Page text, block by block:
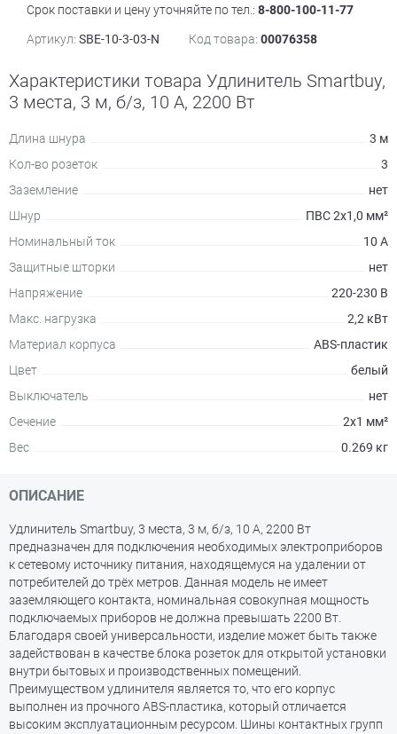
Срок поставки и цену уточняйте по тел.: 8-800-100-11-77
Артикул: SBE-10-3-03-N Код товара: 00076358
Характеристики товара Удлинитель Smartbuy,
3 места, 3 м, б/з, 10 А, 2200 Вт
Длина шнура
3 м
Кол-во розеток
3
Заземление
нет
Шнур
ПВС 2х1,0 мм²
Номинальный ток
10 А
Защитные шторки
нет
Напряжение
220-230 В
Макс. нагрузка
2,2 кВт
Материал корпуса
ABS-пластик
Цвет
белый
Выключатель
нет
Сечение
2x1 мм²
Вес
0.269 кг
ОПИСАНИЕ
Удлинитель Smartbuy, 3 места, 3 м, б/з, 10 А, 2200 Вт
предназначен для подключения необходимых электроприборов
к сетевому источнику питания, находящемуся на удалении от
потребителей до трёх метров. Данная модель не имеет
заземляющего контакта, номинальная совокупная мощность
подключаемых приборов не должна превышать 2200 Вт.
Благодаря своей универсальности, изделие может быть также
задействован в качестве блока розеток для открытой установки
внутри бытовых и производственных помещений.
Преимуществом удлинителя является то, что его корпус
выполнен из прочного ABS-пластика, который отличается
высоким эксплуатационным ресурсом. Шины контактных групп